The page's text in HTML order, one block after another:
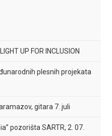
UP FOR INCLUSION
plesnih projekata
gitara 7. juli
pozorišta SARTR, 2. 07.